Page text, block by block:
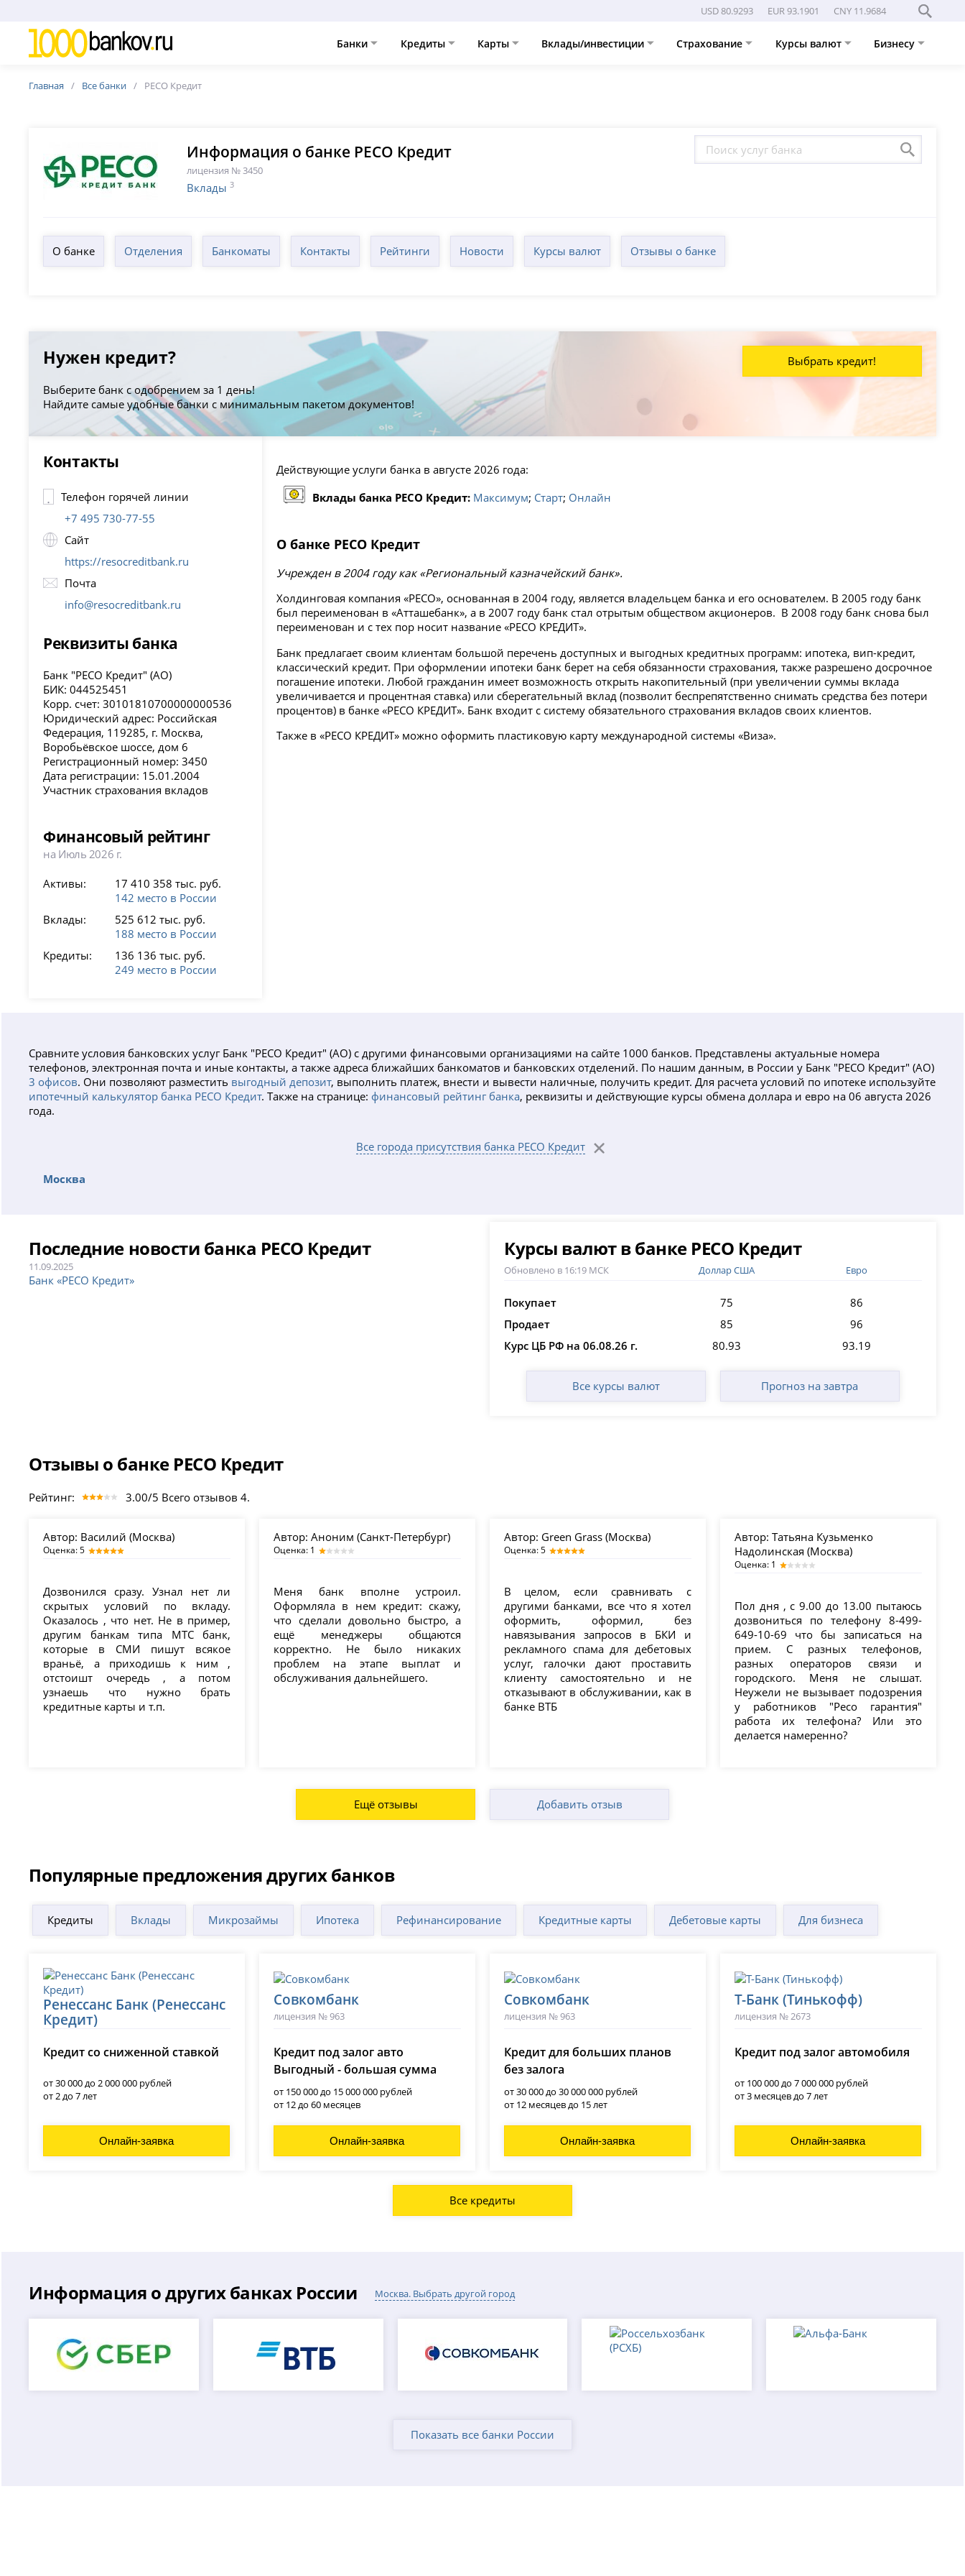
USD 80.9293 EUR 93.1901 CNY 11.9684
Банки Кредиты Карты Вклады/инвестиции Страхование Курсы валют Бизнесу
Главная Все банки РЕСО Кредит
Информация о банке РЕСО Кредит
лицензия № 3450
Вклады 3
О банке Отделения Банкоматы Контакты Рейтинги Новости Курсы валют Отзывы о банке
Нужен кредит?
Выберите банк с одобрением за 1 день!
Найдите самые удобные банки с минимальным пакетом документов!
Выбрать кредит!
Контакты
Телефон горячей линии
+7 495 730-77-55
Сайт
https://resocreditbank.ru
Почта
info@resocreditbank.ru
Реквизиты банка
Банк "РЕСО Кредит" (АО)
БИК: 044525451
Корр. счет: 30101810700000000536
Юридический адрес: Российская
Федерация, 119285, г. Москва,
Воробьёвское шоссе, дом 6
Регистрационный номер: 3450
Дата регистрации: 15.01.2004
Участник страхования вкладов
Финансовый рейтинг
на Июль 2026 г.
Активы:
17 410 358 тыс. руб.
142 место в России
Вклады:
525 612 тыс. руб.
188 место в России
Кредиты:
136 136 тыс. руб.
249 место в России
Действующие услуги банка в августе 2026 года:
Вклады банка РЕСО Кредит: Максимум; Старт; Онлайн
О банке РЕСО Кредит
Учрежден в 2004 году как «Региональный казначейский банк».
Холдинговая компания «РЕСО», основанная в 2004 году, является владельцем банка и его основателем. В 2005 году банк
был переименован в «Атташебанк», а в 2007 году банк стал отрытым обществом акционеров. В 2008 году банк снова был
переименован и с тех пор носит название «РЕСО КРЕДИТ».
Банк предлагает своим клиентам большой перечень доступных и выгодных кредитных программ: ипотека, вип-кредит,
классический кредит. При оформлении ипотеки банк берет на себя обязанности страхования, также разрешено досрочное
погашение ипотеки. Любой гражданин имеет возможность открыть накопительный (при увеличении суммы вклада
увеличивается и процентная ставка) или сберегательный вклад (позволит беспрепятственно снимать средства без потери
процентов) в банке «РЕСО КРЕДИТ». Банк входит с систему обязательного страхования вкладов своих клиентов.
Также в «РЕСО КРЕДИТ» можно оформить пластиковую карту международной системы «Виза».
Сравните условия банковских услуг Банк "РЕСО Кредит" (АО) с другими финансовыми организациями на сайте 1000 банков. Представлены актуальные номера
телефонов, электронная почта и иные контакты, а также адреса ближайших банкоматов и банковских отделений. По нашим данным, в России у Банк "РЕСО Кредит" (АО)
3 офисов. Они позволяют разместить выгодный депозит, выполнить платеж, внести и вывести наличные, получить кредит. Для расчета условий по ипотеке используйте
ипотечный калькулятор банка РЕСО Кредит. Также на странице:финансовый рейтинг банка, реквизиты и действующие курсы обмена доллара и евро на 06 августа 2026
года.
Все города присутствия банка РЕСО Кредит
Москва
Последние новости банка РЕСО Кредит
11.09.2025
Банк «РЕСО Кредит»
Курсы валют в банке РЕСО Кредит
Обновлено в 16:19 МСК Доллар США Евро
Покупает 75
86
Продает
85
96
Курс ЦБ РФ на 06.08.26 г.
80.93 93.19
Все курсы валют Прогноз на завтра
Отзывы о банке РЕСО Кредит
Рейтинг: 3.00/5 Всего отзывов 4.
Автор: Василий (Москва)
Оценка: 5
Дозвонился сразу. Узнал нет ли
скрытых условий по вкладу.
Оказалось , что нет. Не в пример,
другим банкам типа МТС банк,
которые в СМИ пишут всякое
враньё, а приходишь к ним ,
отстоишт очередь , а потом
узнаешь что нужно брать
кредитные карты и т.п.
Автор: Аноним (Санкт-Петербург)
Оценка: 1
Меня банк вполне устроил.
Оформляла в нем кредит: скажу,
что сделали довольно быстро, а
ещё менеджеры общаются
корректно. Не было никаких
проблем на этапе выплат и
обслуживания дальнейшего.
Автор: Green Grass (Москва)
Оценка: 5
В целом, если сравнивать с
другими банками, все что я хотел
оформить, оформил, без
навязывания запросов в БКИ и
рекламного спама для дебетовых
услуг, галочки дают проставить
клиенту самостоятельно и не
отказывают в обслуживании, как в
банке ВТБ
Автор: Татьяна Кузьменко
Надолинская (Москва)
Оценка: 1
Пол дня , с 9.00 до 13.00 пытаюсь
дозвониться по телефону 8-499-
649-10-69 что бы записаться на
прием. С разных телефонов,
разных операторов связи и
городского. Меня не слышат.
Неужели не вызывает подозрения
у работников "Ресо гарантия"
работа их телефона? Или это
делается намеренно?
Ещё отзывы Добавить отзыв
Популярные предложения других банков
Кредиты Вклады Микрозаймы Ипотека Рефинансирование Кредитные карты Дебетовые карты Для бизнеса
Ренессанс Банк (Ренессанс
Кредит)
Кредит со сниженной ставкой
от 30 000 до 2 000 000 рублей
от 2 до 7 лет
Онлайн-заявка
Совкомбанк
лицензия № 963
Кредит под залог авто
Выгодный - большая сумма
от 150 000 до 15 000 000 рублей
от 12 до 60 месяцев
Онлайн-заявка
Совкомбанк
лицензия № 963
Кредит для больших планов
без залога
от 30 000 до 30 000 000 рублей
от 12 месяцев до 15 лет
Онлайн-заявка
Т-Банк (Тинькофф)
лицензия № 2673
Кредит под залог автомобиля
от 100 000 до 7 000 000 рублей
от 3 месяцев до 7 лет
Онлайн-заявка
Все кредиты
Информация о других банках России Москва. Выбрать другой город
Показать все банки России